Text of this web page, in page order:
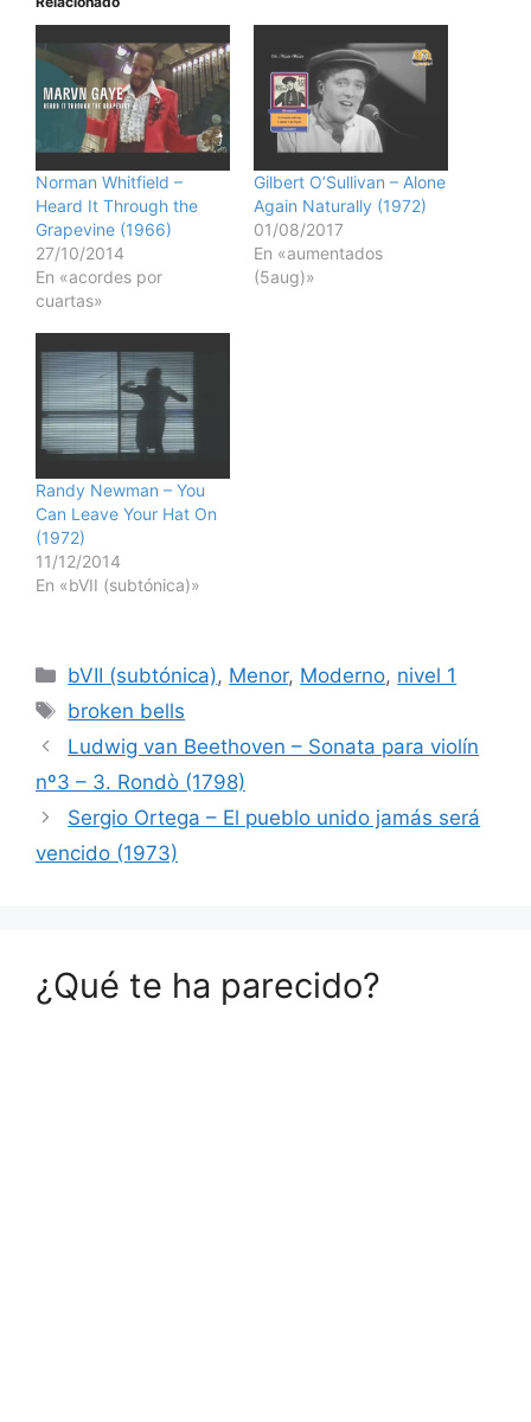
Norman Whitfield –
Heard It Through the
Grapevine (1966)
27/10/2014
En «acordes por
cuartas»
Gilbert O’Sullivan – Alone
Again Naturally (1972)
01/08/2017
En «aumentados
(5aug)»
Randy Newman – You
Can Leave Your Hat On
(1972)
11/12/2014
En «bVII (subtónica)»
Categorías
bVII (subtónica), Menor, Moderno, nivel 1
Etiquetas
broken bells
Ludwig van Beethoven – Sonata para violín
nº3 – 3. Rondò (1798)
Sergio Ortega – El pueblo unido jamás será
vencido (1973)
¿Qué te ha parecido?